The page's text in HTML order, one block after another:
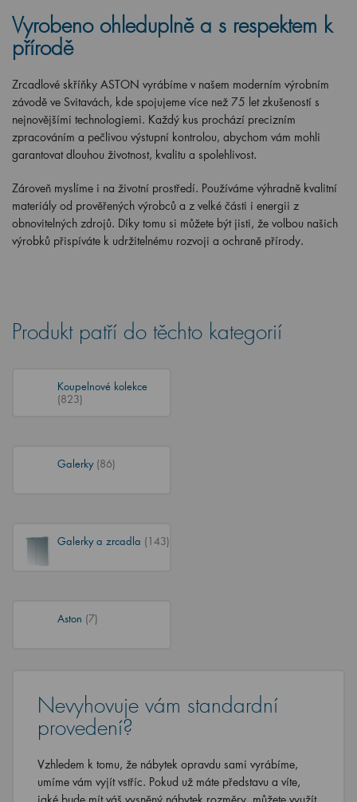
Vyrobeno ohleduplně a s respektem k
přírodě
Zrcadlové skříňky ASTON vyrábíme v našem moderním výrobním
závodě ve Svitavách, kde spojujeme více než 75 let zkušeností s
nejnovějšími technologiemi. Každý kus prochází precizním
zpracováním a pečlivou výstupní kontrolou, abychom vám mohli
garantovat dlouhou životnost, kvalitu a spolehlivost.
Zároveň myslíme i na životní prostředí. Používáme výhradně kvalitní
materiály od prověřených výrobců a z velké části i energii z
obnovitelných zdrojů. Díky tomu si můžete být jisti, že volbou našich
výrobků přispíváte k udržitelnému rozvoji a ochraně přírody.
Produkt patří do těchto kategorií
Koupelnové kolekce
(823)
Galerky (86)
Galerky a zrcadla (143)
Aston (7)
Nevyhovuje vám standardní
provedení?
Vzhledem k tomu, že nábytek opravdu sami vyrábíme,
umíme vám vyjít vstříc. Pokud už máte představu a víte,